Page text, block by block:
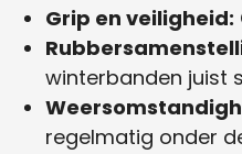
Grip en veiligheid:
winterbanden juist
regelmatig onder